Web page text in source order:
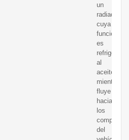
un
radiador
cuya
función
es
refrigerar
al
aceite
mientras
fluye
hacia
los
del